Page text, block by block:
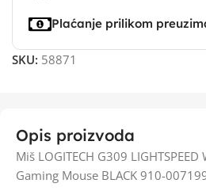
Plaćanje prilikom
SKU: 58871
Opis proizvoda
Miš LOGITECH G309
Gaming Mouse BLACK 910-